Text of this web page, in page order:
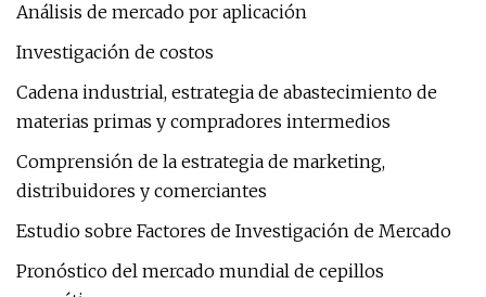
Análisis de mercado por aplicación
Investigación de costos
Cadena industrial, estrategia de abastecimiento de
materias primas y compradores intermedios
Comprensión de la estrategia de marketing,
distribuidores y comerciantes
Estudio sobre Factores de Investigación de Mercado
Pronóstico del mercado mundial de cepillos